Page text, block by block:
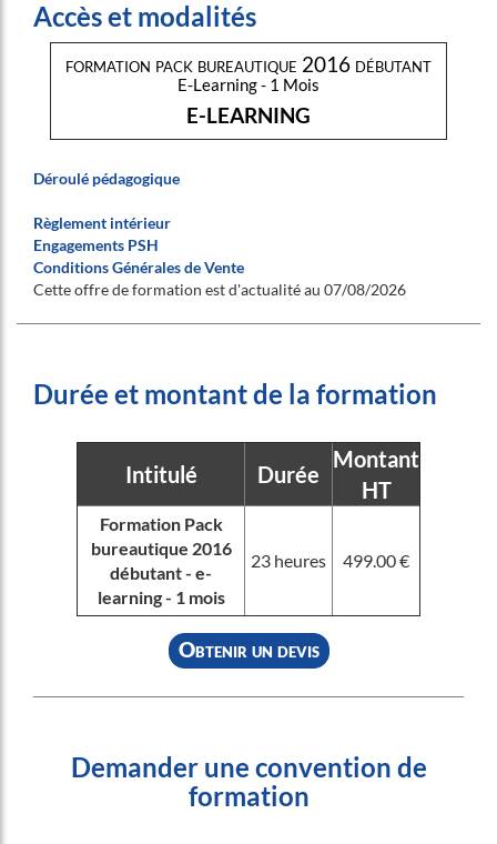
Accès et modalités
formation pack bureautique 2016 débutant
E-Learning - 1 Mois
E-LEARNING
Déroulé pédagogique
Règlement intérieur
Engagements PSH
Conditions Générales de Vente
Cette offre de formation est d'actualité au 07/08/2026
Durée et montant de la formation
Intitulé Durée
Montant
HT
Formation Pack
bureautique 2016
débutant - e-
learning - 1 mois
23 heures 499.00 €
Obtenir un devis
Demander une convention de
formation